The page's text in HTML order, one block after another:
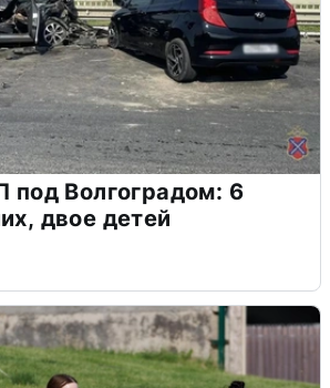
под Волгоградом: 6
двое детей